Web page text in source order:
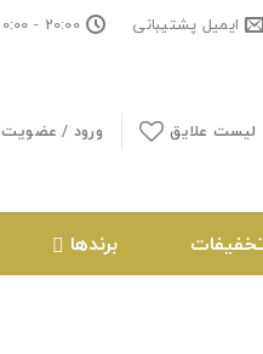
ایمیل پشتیبانی 20:00 - 10:00
لیست علایق ورود / عضویت
برندها